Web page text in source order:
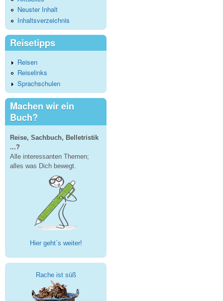
Neuster Inhalt
Inhaltsverzeichnis
Reisetipps
Reisen
Reiselinks
Sprachschulen
Machen wir ein
Buch?
Reise, Sachbuch, Belletristik
...?
Alle interessanten Themen;
alles was Dich bewegt.
Hier geht´s weiter!
Rache ist süß